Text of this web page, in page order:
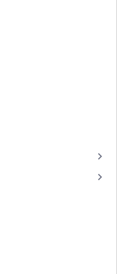
keyboard_arrow_right
keyboard_arrow_right